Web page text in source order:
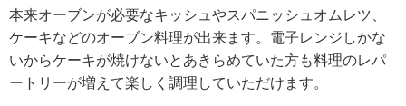
本来オーブンが必要なキッシュやスパニッシュオムレツ、
ケーキなどのオーブン料理が出来ます。電子レンジしかな
いからケーキが焼けないとあきらめていた方も料理のレパ
ートリーが増えて楽しく調理していただけます。